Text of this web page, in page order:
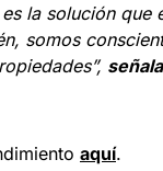
la solución
somos
aquí.